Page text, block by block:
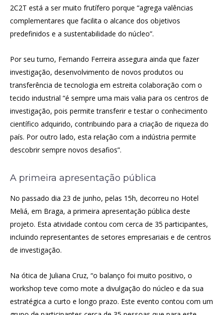
2C2T está a ser muito frutífero porque “agrega valências
complementares que facilita o alcance dos objetivos
predefinidos e a sustentabilidade do núcleo”.
Por seu turno, Fernando Ferreira assegura ainda que fazer
investigação, desenvolvimento de novos produtos ou
transferência de tecnologia em estreita colaboração com o
tecido industrial “é sempre uma mais valia para os centros de
investigação, pois permite transferir e testar o conhecimento
científico adquirido, contribuindo para a criação de riqueza do
país. Por outro lado, esta relação com a indústria permite
descobrir sempre novos desafios”.
A primeira apresentação pública
No passado dia 23 de junho, pelas 15h, decorreu no Hotel
Meliá, em Braga, a primeira apresentação pública deste
projeto. Esta atividade contou com cerca de 35 participantes,
incluindo representantes de setores empresariais e de centros
de investigação.
Na ótica de Juliana Cruz, “o balanço foi muito positivo, o
workshop teve como mote a divulgação do núcleo e da sua
estratégica a curto e longo prazo. Este evento contou com um